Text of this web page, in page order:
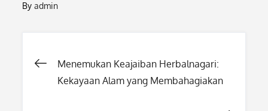
Byadmin
Post
Menemukan Keajaiban Herbalnagari:
Kekayaan Alam yang Membahagiakan